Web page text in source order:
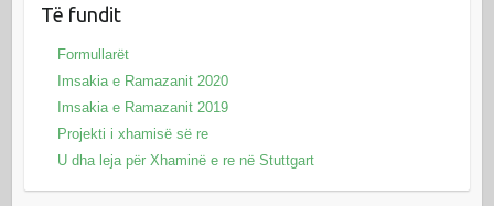
Të fundit
Formullarët
Imsakia e Ramazanit 2020
Imsakia e Ramazanit 2019
Projekti i xhamisë së re
U dha leja për Xhaminë e re në Stuttgart